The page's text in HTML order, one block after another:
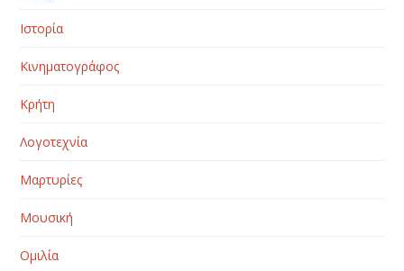
Ιστορία
Κινηματογράφος
Κρήτη
Λογοτεχνία
Μαρτυρίες
Μουσική
Ομιλία